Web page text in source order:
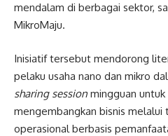
mendalam di berbagai sektor,
MikroMaju.
Inisiatif tersebut mendorong
pelaku usaha nano dan mikro
sharing session mingguan
mengembangkan bisnis melalui
operasional berbasis